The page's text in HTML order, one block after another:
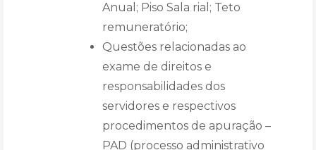
Anual; Piso Sala rial; Teto
remuneratório;
Questões relacionadas ao
exame de direitos e
responsabilidades dos
servidores e respectivos
procedimentos de apuração –
PAD (processo administrativo